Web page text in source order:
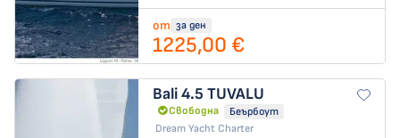
от за ден
1225,00 €
Bali 4.5 TUVALU
Свободна
Беърбоут
Dream Yacht Charter